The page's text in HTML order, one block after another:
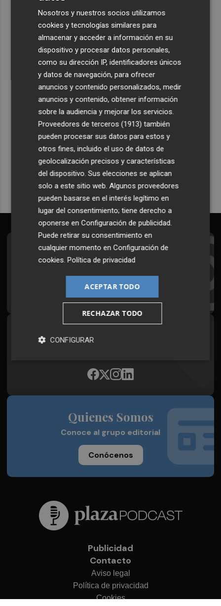
seguridad por el eclipse del día 12, con más de 24.000
efectivos
El Ayuntamiento de València lanza un decálogo para
seguir el eclipse con seguridad
Recibe toda la actualidad de
Plaza Podcast en tu correo
Quiero suscribirme
Suscríbete al Boletín
¡Quiero suscribirme!
Síguenos en redes
Quienes Somos
Conoce al grupo editorial
Conócenos
Publicidad
Contacto
Aviso legal
Política de privacidad
Cookies
Nosotros y nuestros socios utilizamos
cookies y tecnologías similares para
almacenar y acceder a información en su
dispositivo y procesar datos personales,
como su dirección IP, identificadores únicos
y datos de navegación, para ofrecer
anuncios y contenido personalizados, medir
anuncios y contenido, obtener información
sobre la audiencia y mejorar los servicios.
Proveedores de terceros (1913) también
pueden procesar sus datos para estos y
otros fines, incluido el uso de datos de
geolocalización precisos y características
del dispositivo. Sus elecciones se aplican
solo a este sitio web. Algunos proveedores
pueden basarse en el interés legítimo en
lugar del consentimiento; tiene derecho a
oponerse enConfiguración de publicidad.
Puede retirar su consentimiento en
cualquier momento enConfiguración de
cookies.Política de privacidad
ACEPTAR TODO
RECHAZAR TODO
CONFIGURAR